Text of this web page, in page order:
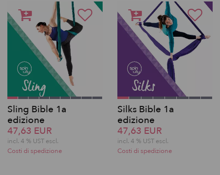
Sling Bible 1a
edizione
47,63 EUR
incl. 4 % UST escl.
Costi di spedizione
Silks Bible 1a
edizione
47,63 EUR
incl. 4 % UST escl.
Costi di spedizione